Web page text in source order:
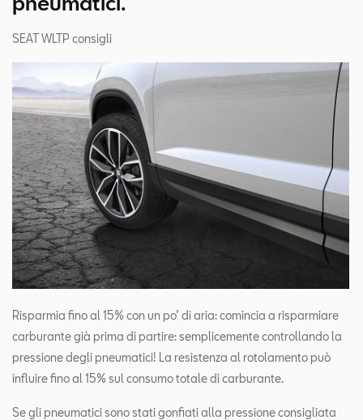
SEAT WLTP consigli
Risparmia fino al 15% con un po’ di aria: comincia a risparmiare
carburante già prima di partire: semplicemente controllando la
pressione degli pneumatici! La resistenza al rotolamento può
influire fino al 15% sul consumo totale di carburante.
Se gli pneumatici sono stati gonfiati alla pressione consigliata